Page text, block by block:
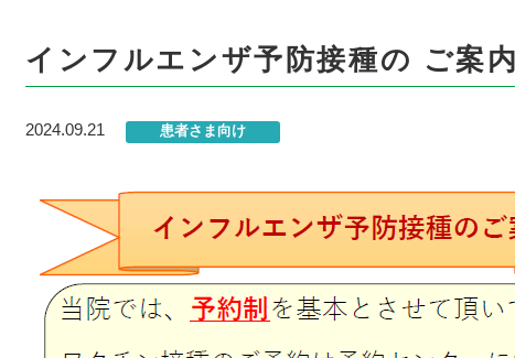
インフルエンザ予防接種の ご案
2024.09.21 患者さま向け